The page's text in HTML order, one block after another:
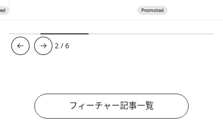
3 /6
フィーチャー記事一覧